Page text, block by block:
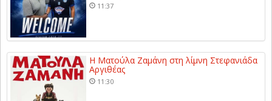
11:37
Η Ματούλα Ζαμάνη στη λίμνη Στεφανιάδα
Αργιθέας
11:30